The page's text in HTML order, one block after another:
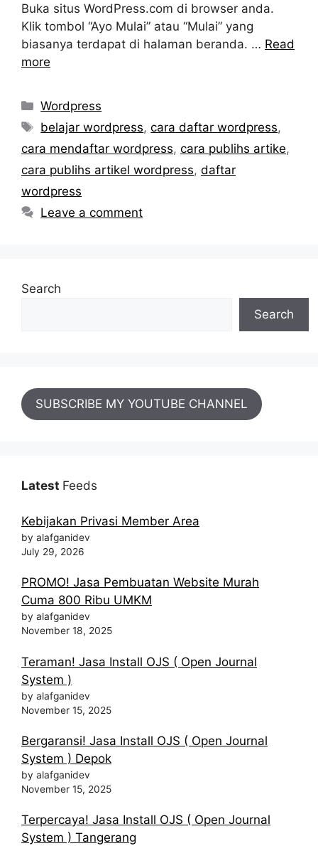
Buka situs WordPress.com di browser anda.
Klik tombol “Ayo Mulai” atau “Mulai” yang
biasanya terdapat di halaman beranda. … Read
more
Categories
Wordpress
Tags
belajar wordpress,cara daftar wordpress,
cara mendaftar wordpress, cara publihs artike,
cara publihs artikel wordpress, daftar
wordpress
Leave a comment
Search
Search
SUBSCRIBE MY YOUTUBE CHANNEL
Latest Feeds
Kebijakan Privasi Member Area
by alafganidev
July 29, 2026
PROMO! Jasa Pembuatan Website Murah
Cuma 800 Ribu UMKM
by alafganidev
November 18, 2025
Teraman! Jasa Install OJS ( Open Journal
System )
by alafganidev
November 15, 2025
Bergaransi! Jasa Install OJS ( Open Journal
System ) Depok
by alafganidev
November 15, 2025
Terpercaya! Jasa Install OJS ( Open Journal
System ) Tangerang